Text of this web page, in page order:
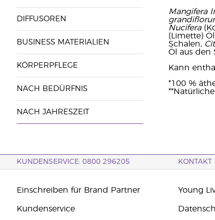
DIFFUSOREN
BUSINESS MATERIALIEN
KÖRPERPFLEGE
NACH BEDÜRFNIS
NACH JAHRESZEIT
Mangifera
Nucifera
(Limette)
Schalen,
Öl aus den
Kann
*100 %
KUNDENSERVICE: 0800 296205 KONTAKT
Einschreiben für Brand Partner
Kundenservice
Young